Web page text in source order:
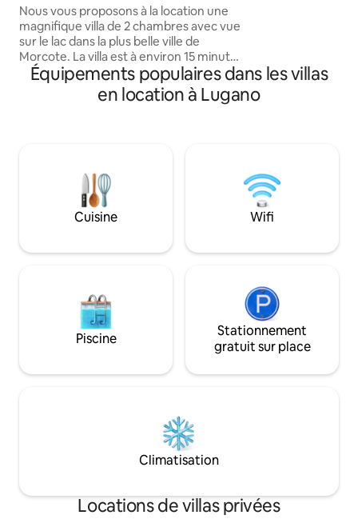
Nous vous proposons à la location une
magnifique villa de 2 chambres avec vue
sur le lac dans la plus belle ville de
Morcote. La villa est à environ 15 minutes
en voiture du centre-ville de Lugano.
Nous avons un accès privé au lac que
vous pouvez utiliser gratuitement. Il y a
besoin, nous pouvons fournir un
nettoyage supplémentaire moyennant
des frais supplémentaires. J'ai hâte de
vous rencontrer à Morcote!
charmant, en
Équipements populaires dans les villas
en location à Lugano
Cuisine Wifi
Piscine
Stationnement
gratuit sur place
Climatisation
Locations de villas privées